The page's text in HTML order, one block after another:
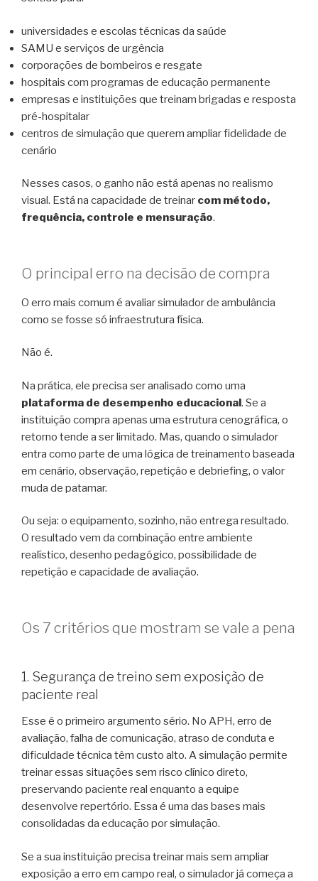
universidades e escolas técnicas da saúde
SAMU e serviços de urgência
corporações de bombeiros e resgate
hospitais com programas de educação permanente
empresas e instituições que treinam brigadas e resposta
pré-hospitalar
centros de simulação que querem ampliar fidelidade de
cenário
Nesses casos, o ganho não está apenas no realismo
visual. Está na capacidade de treinar com método,
frequência, controle e mensuração.
O principal erro na decisão de compra
O erro mais comum é avaliar simulador de ambulância
como se fosse só infraestrutura física.
Não é.
Na prática, ele precisa ser analisado como uma
plataforma de desempenho educacional. Se a
instituição compra apenas uma estrutura cenográfica, o
retorno tende a ser limitado. Mas, quando o simulador
entra como parte de uma lógica de treinamento baseada
em cenário, observação, repetição e debriefing, o valor
muda de patamar.
Ou seja: o equipamento, sozinho, não entrega resultado.
O resultado vem da combinação entre ambiente
realístico, desenho pedagógico, possibilidade de
repetição e capacidade de avaliação.
Os 7 critérios que mostram se vale a pena
1. Segurança de treino sem exposição de
paciente real
Esse é o primeiro argumento sério. No APH, erro de
avaliação, falha de comunicação, atraso de conduta e
dificuldade técnica têm custo alto. A simulação permite
treinar essas situações sem risco clínico direto,
preservando paciente real enquanto a equipe
desenvolve repertório. Essa é uma das bases mais
consolidadas da educação por simulação.
Se a sua instituição precisa treinar mais sem ampliar
exposição a erro em campo real, o simulador já começa a